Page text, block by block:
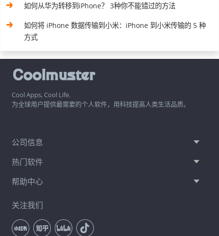
如何从华为转移到iPhone？ 3种你不能错过的方法
如何将 iPhone 数据传输到小米：iPhone 到小米传输的 5 种
方式
Cool Apps, Cool Life.
为全球用户提供最需要的个人软件，用科技提高人类生活品质。
公司信息
热门软件
帮助中心
关注我们